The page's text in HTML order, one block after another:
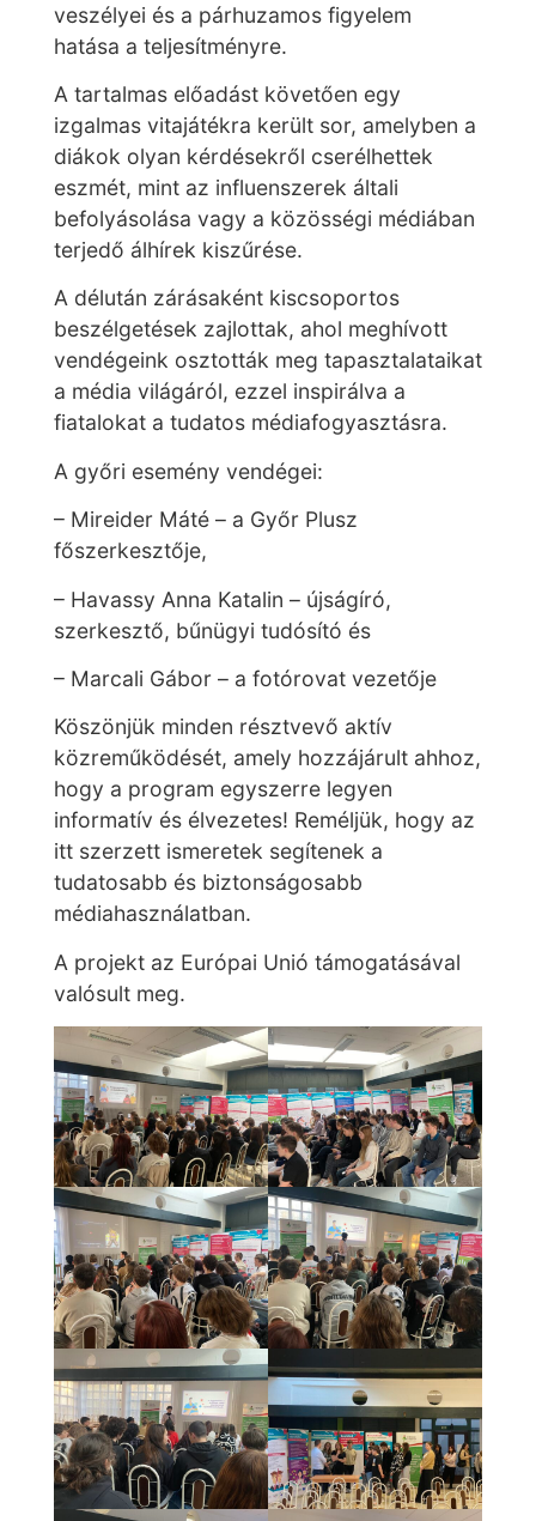
veszélyei és a párhuzamos figyelem
hatása a teljesítményre.
A tartalmas előadást követően egy
izgalmas vitajátékra került sor, amelyben a
diákok olyan kérdésekről cserélhettek
eszmét, mint az influenszerek általi
befolyásolása vagy a közösségi médiában
terjedő álhírek kiszűrése.
A délután zárásaként kiscsoportos
beszélgetések zajlottak, ahol meghívott
vendégeink osztották meg tapasztalataikat
a média világáról, ezzel inspirálva a
fiatalokat a tudatos médiafogyasztásra.
A győri esemény vendégei:
– Mireider Máté – a Győr Plusz
főszerkesztője,
– Havassy Anna Katalin – újságíró,
szerkesztő, bűnügyi tudósító és
– Marcali Gábor – a fotórovat vezetője
Köszönjük minden résztvevő aktív
közreműködését, amely hozzájárult ahhoz,
hogy a program egyszerre legyen
informatív és élvezetes! Reméljük, hogy az
itt szerzett ismeretek segítenek a
tudatosabb és biztonságosabb
médiahasználatban.
A projekt az Európai Unió támogatásával
valósult meg.